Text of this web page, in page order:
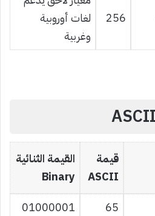
256
لغات أوروبية
وغربية
قيمة
ASCII
القيمة الثنائية
Binary
65
01000001